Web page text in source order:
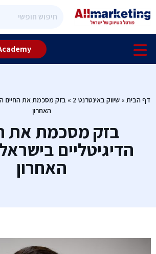
דף הבית » שיווק באינטרנט 2 » בזק מסכמת את החיים
האחרון
בזק מסכמת את
הדיגיטליים
האחרון